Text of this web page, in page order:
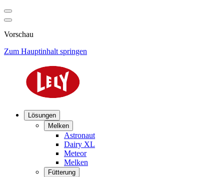
Vorschau
Zum Hauptinhalt springen
Lösungen
Melken
Astronaut
Dairy XL
Meteor
Melken
Fütterung